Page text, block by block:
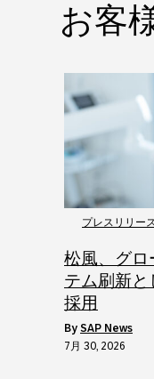
お客
プレスリリース
松風、グロ
テム刷新と
採用
by SAP News
7月 30, 2026